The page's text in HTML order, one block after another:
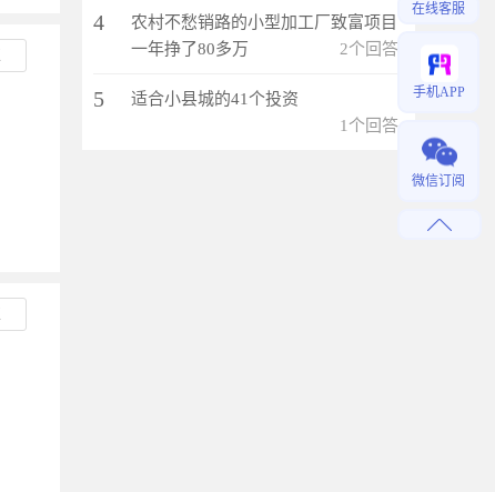
4
农村不愁销路的小型加工厂致富项目
一年挣了80多万
2个回答
5
适合小县城的41个投资
1个回答
在线客服
手机APP
微信订阅